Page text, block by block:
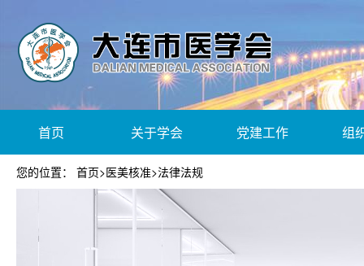
首页 关于学会 党建工作 组
您的位置： 首页>医美核准>法律法规